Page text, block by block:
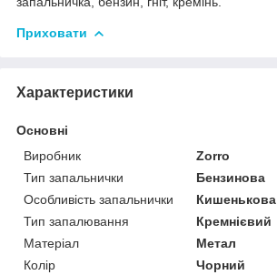
Приховати
Характеристики
Основні
Виробник
Zorro
Тип запальнички
Бензинова
Особливість запальнички
Кишенькова
Тип запалювання
Кремнієвий
Матеріал
Метал
Колір
Чорний